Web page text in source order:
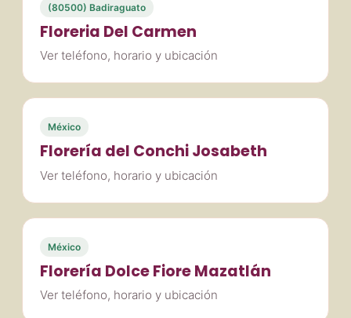
(80500) Badiraguato
Floreria Del Carmen
Ver teléfono, horario y ubicación
México
Florería del Conchi Josabeth
Ver teléfono, horario y ubicación
México
Florería Dolce Fiore Mazatlán
Ver teléfono, horario y ubicación